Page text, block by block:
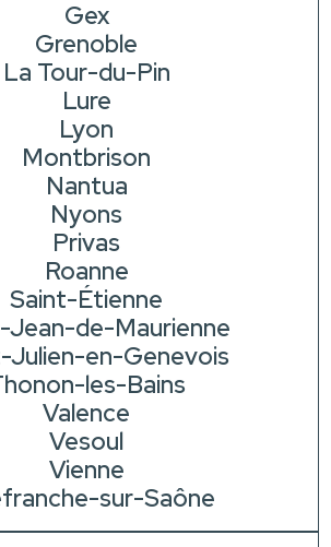
Gex
Grenoble
La Tour-du-Pin
Lure
Lyon
Montbrison
Nantua
Nyons
Privas
Roanne
Saint-Étienne
Jean-de-Maurienne
Julien-en-Genevois
les-Bains
Valence
Vesoul
Vienne
sur-Saône